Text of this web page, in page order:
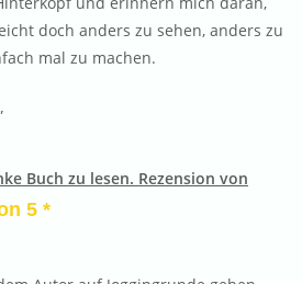
doch anders zu sehen, anders zu
mal zu machen.
Buch zu lesen. Rezension von
5 *